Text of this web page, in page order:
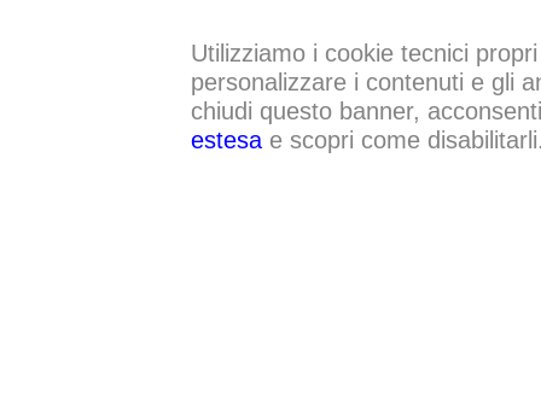
Utilizziamo i cookie tecnici
personalizzare i contenuti e gli
chiudi questo banner,
estesae scopri come